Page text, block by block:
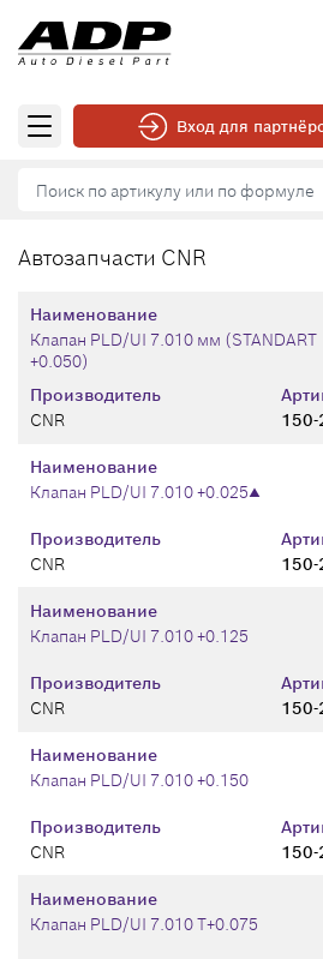
Вход для
Автозапчасти CNR
Производитель
CNR
Наименование
Клапан PLD/UI 7.010 мм (STANDART
+0.050)
Производитель
CNR
Наименование
Клапан PLD/UI 7.010 +0.025▲
Производитель
CNR
Наименование
Клапан PLD/UI 7.010 +0.125
Производитель
CNR
Наименование
Клапан PLD/UI 7.010 +0.150
Наименование
Клапан PLD/UI 7.010 T+0.075